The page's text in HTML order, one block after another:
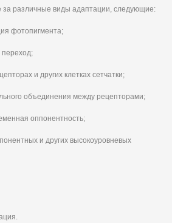
различные виды адаптации, следующие:
фотопигмента;
переход;
и других клетках сетчатки;
объединения между рецепторами;
оппонентность;
и других высокоуровневых